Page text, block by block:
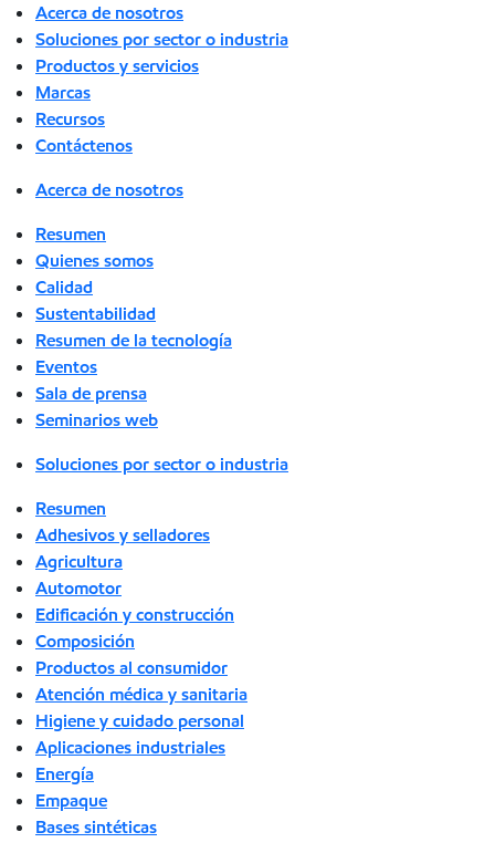
Acerca de nosotros
Soluciones por sector o industria
Productos y servicios
Marcas
Recursos
Contáctenos
Acerca de nosotros
Resumen
Quienes somos
Calidad
Sustentabilidad
Resumen de la tecnología
Eventos
Sala de prensa
Seminarios web
Soluciones por sector o industria
Resumen
Adhesivos y selladores
Agricultura
Automotor
Edificación y construcción
Composición
Productos al consumidor
Atención médica y sanitaria
Higiene y cuidado personal
Aplicaciones industriales
Energía
Empaque
Bases sintéticas